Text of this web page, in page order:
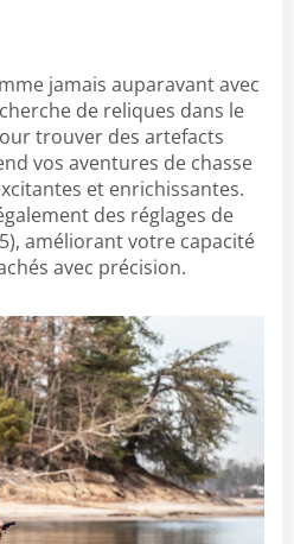
jamais auparavant avec
de reliques dans le
trouver des artefacts
vos aventures de chasse
et enrichissantes.
des réglages de
améliorant votre capacité
avec précision.